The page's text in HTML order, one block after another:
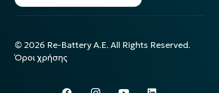
© 2026 Re-Battery A.E. All Rights Reserved.
Όροι χρήσης